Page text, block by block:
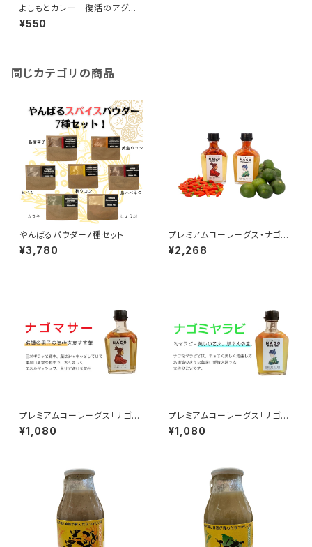
よしもとカレー 復活のアグー
豚編
¥550
同じカテゴリの商品
やんばるパウダー7種セット
¥3,780
プレミアムコーレーグス・ナゴマ
サー&ナゴミヤラビ
¥2,268
プレミアムコーレーグス「ナゴマ
サー」単品
¥1,080
プレミアムコーレーグス「ナゴミ
ヤラビ」単品
¥1,080